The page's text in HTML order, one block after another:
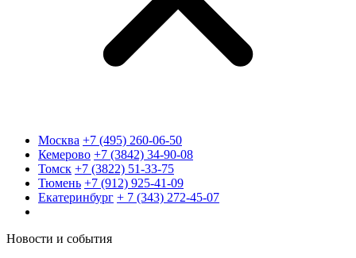
Москва +7 (495) 260-06-50
Кемерово +7 (3842) 34-90-08
Томск +7 (3822) 51-33-75
Тюмень +7 (912) 925-41-09
Екатеринбург + 7 (343) 272-45-07
Новости и события